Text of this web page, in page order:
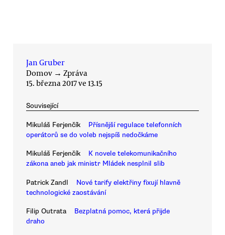
Jan Gruber
Domov → Zpráva
15. března 2017 ve 13.15
Související
Mikuláš Ferjenčík
Přísnější regulace telefonních
operátorů se do voleb nejspíš nedočkáme
Mikuláš Ferjenčík
K novele telekomunikačního
zákona aneb jak ministr Mládek nesplnil slib
Patrick Zandl
Nové tarify elektřiny fixují hlavně
technologické zaostávání
Filip Outrata
Bezplatná pomoc, která přijde
draho